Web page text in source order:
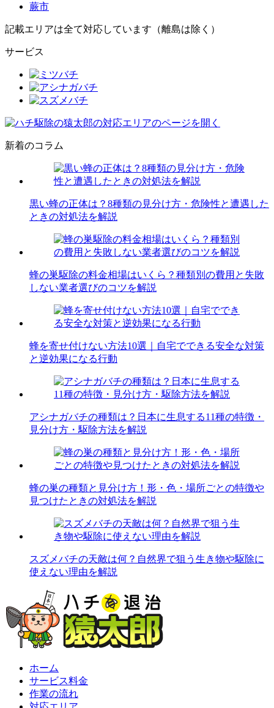
蕨市
記載エリアは全て対応しています（離島は除く）
サービス
新着のコラム
黒い蜂の正体は？8種類の見分け方・危険性と遭遇した
ときの対処法を解説
蜂の巣駆除の料金相場はいくら？種類別の費用と失敗
しない業者選びのコツを解説
蜂を寄せ付けない方法10選｜自宅でできる安全な対策
と逆効果になる行動
アシナガバチの種類は？日本に生息する11種の特徴・
見分け方・駆除方法を解説
蜂の巣の種類と見分け方！形・色・場所ごとの特徴や
見つけたときの対処法を解説
スズメバチの天敵は何？自然界で狙う生き物や駆除に
使えない理由を解説
ホーム
サービス料金
作業の流れ